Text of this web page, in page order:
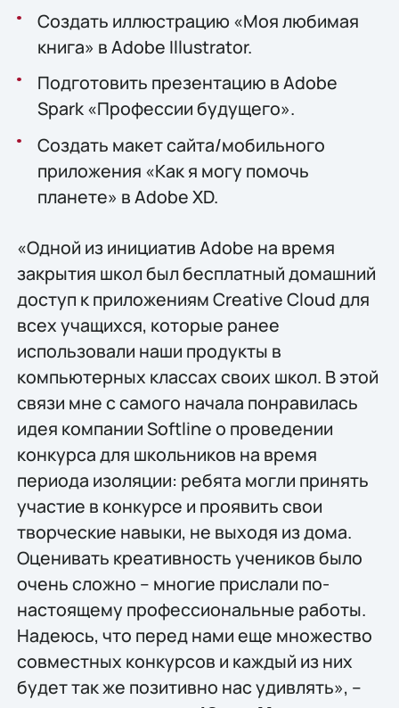
Создать иллюстрацию «Моя любимая
книга» в Adobe Illustrator.
Подготовить презентацию в Adobe
Spark «Профессии будущего».
Создать макет сайта/мобильного
приложения «Как я могу помочь
планете» в Adobe XD.
«Одной из инициатив Adobe на время
закрытия школ был бесплатный домашний
доступ к приложениям Creative Cloud для
всех учащихся, которые ранее
использовали наши продукты в
компьютерных классах своих школ. В этой
связи мне с самого начала понравилась
идея компании Softline о проведении
конкурса для школьников на время
периода изоляции: ребята могли принять
участие в конкурсе и проявить свои
творческие навыки, не выходя из дома.
Оценивать креативность учеников было
очень сложно – многие прислали по-
настоящему профессиональные работы.
Надеюсь, что перед нами еще множество
совместных конкурсов и каждый из них
будет так же позитивно нас удивлять», –